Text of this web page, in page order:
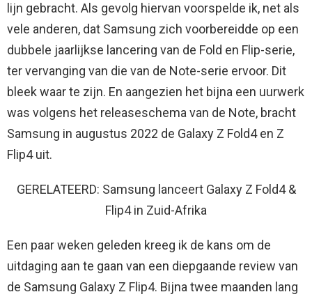
lijn gebracht. Als gevolg hiervan voorspelde ik, net als
vele anderen, dat Samsung zich voorbereidde op een
dubbele jaarlijkse lancering van de Fold en Flip-serie,
ter vervanging van die van de Note-serie ervoor. Dit
bleek waar te zijn. En aangezien het bijna een uurwerk
was volgens het releaseschema van de Note, bracht
Samsung in augustus 2022 de Galaxy Z Fold4 en Z
Flip4 uit.
GERELATEERD: Samsung lanceert Galaxy Z Fold4 &
Flip4 in Zuid-Afrika
Een paar weken geleden kreeg ik de kans om de
uitdaging aan te gaan van een diepgaande review van
de Samsung Galaxy Z Flip4. Bijna twee maanden lang